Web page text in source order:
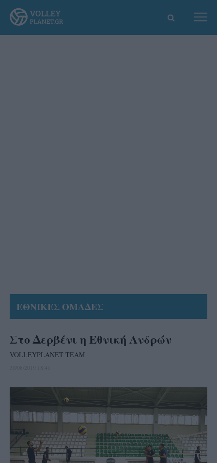
ΕΘΝΙΚΕΣ ΟΜΑΔΕΣ
Στο Δερβένι η Εθνική Ανδρών
VOLLEYPLANET TEAM